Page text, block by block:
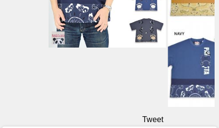
Tweet